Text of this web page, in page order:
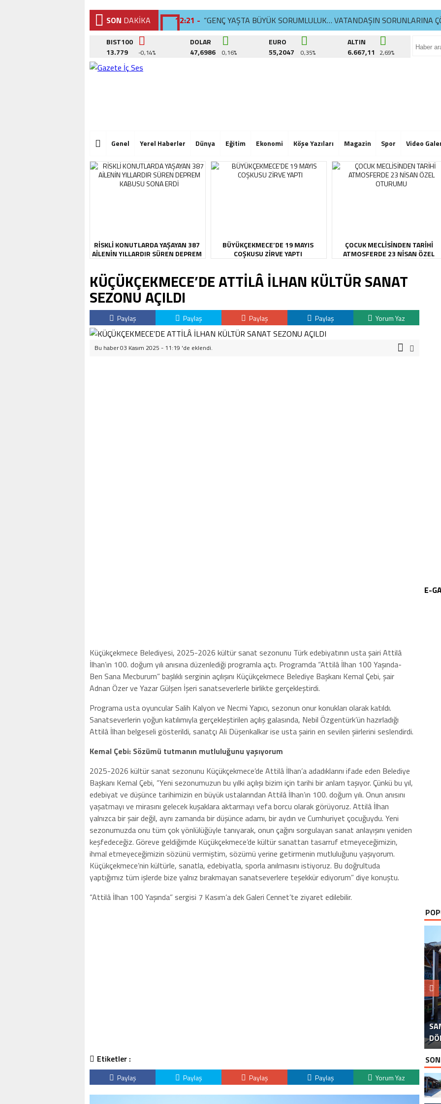
SON DAKİKA 12:21 - “GENÇ YAŞTA BÜYÜK SORUMLULUK… VATANDAŞIN SORUNLARINA
12:02 - BEYLİKDÜZÜ’NDE YAZ SPOR KURSLARI TÜM HIZIYLA DEVAM EDİYOR
12:26 - SANATLA YAŞAM ATÖLYELERİ’NDE 6. DÖNEM BAŞLADI
BIST100
13.779
-0,14%
DOLAR
47,6986
0,16%
EURO
55,2047
0,35%
ALTIN
6.667,11
2,69%
Genel Yerel Haberler Dünya Eğitim Ekonomi Köşe Yazıları Magazin Spor Video
RİSKLİ KONUTLARDA YAŞAYAN 387
AİLENİN YILLARDIR SÜREN DEPREM
BÜYÜKÇEKMECE’DE 19 MAYIS
COŞKUSU ZİRVE YAPTI
ÇOCUK MECLİSİNDEN TARİHİ
ATMOSFERDE 23 NİSAN ÖZEL
KÜÇÜKÇEKMECE’DE ATTİLÂ İLHAN KÜLTÜR SANAT
SEZONU AÇILDI
Paylaş Paylaş Paylaş Paylaş Yorum Yaz
Bu haber 03 Kasım 2025 - 11:19 'de eklendi.
Küçükçekmece Belediyesi, 2025-2026 kültür sanat sezonunu Türk edebiyatının usta şairi Attilâ
İlhan’ın 100. doğum yılı anısına düzenlediği programla açtı. Programda “Attilâ İlhan 100 Yaşında-
Ben Sana Mecburum” başlıklı serginin açılışını Küçükçekmece Belediye Başkanı Kemal Çebi, şair
Adnan Özer ve Yazar Gülşen İşeri sanatseverlerle birlikte gerçekleştirdi.
Programa usta oyuncular Salih Kalyon ve Necmi Yapıcı, sezonun onur konukları olarak katıldı.
Sanatseverlerin yoğun katılımıyla gerçekleştirilen açılış galasında, Nebil Özgentürk’ün hazırladığı
Attilâ İlhan belgeseli gösterildi, sanatçı Ali Düşenkalkar ise usta şairin en sevilen şiirlerini seslendirdi.
Kemal Çebi: Sözümü tutmanın mutluluğunu yaşıyorum
2025-2026 kültür sanat sezonunu Küçükçekmece’de Attilâ İlhan’a adadıklarını ifade eden Belediye
Başkanı Kemal Çebi, “Yeni sezonumuzun bu yılki açılışı bizim için tarihi bir anlam taşıyor. Çünkü bu yıl,
edebiyat ve düşünce tarihimizin en büyük ustalarından Attilâ İlhan’ın 100. doğum yılı. Onun anısını
yaşatmayı ve mirasını gelecek kuşaklara aktarmayı vefa borcu olarak görüyoruz. Attilâ İlhan
yalnızca bir şair değil, aynı zamanda bir düşünce adamı, bir aydın ve Cumhuriyet çocuğuydu. Yeni
sezonumuzda onu tüm çok yönlülüğüyle tanıyarak, onun çağını sorgulayan sanat anlayışını yeniden
keşfedeceğiz. Göreve geldiğimde Küçükçekmece’de kültür sanattan tasarruf etmeyeceğimizin,
ihmal etmeyeceğimizin sözünü vermiştim, sözümü yerine getirmenin mutluluğunu yaşıyorum.
Küçükçekmece’nin kültürle, sanatla, edebiyatla, sporla anılmasını istiyoruz. Bu doğrultuda
yaptığımız tüm işlerde bize yalnız bırakmayan sanatseverlere teşekkür ediyorum” diye konuştu.
“Attilâ İlhan 100 Yaşında” sergisi 7 Kasım’a dek Galeri Cennet’te ziyaret edilebilir.
Etiketler :
Paylaş Paylaş Paylaş Paylaş Yorum Yaz
E-